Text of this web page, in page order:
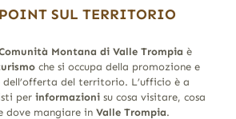
SUL TERRITORIO
Montana di Valle Trompia è
che si occupa della promozione e
del territorio. L’ufficio è a
per informazionisu cosa visitare, cosa
dove mangiare in Valle Trompia.